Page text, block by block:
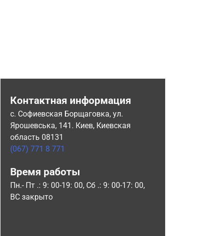
Контактная информация
с. Софиевская Борщаговка, ул.
Ярошевська, 141. Киев, Киевская
область 08131
(067) 771 8 771
Время работы
Пн.- Пт .: 9: 00-19: 00, Сб .: 9: 00-17: 00,
ВС закрыто